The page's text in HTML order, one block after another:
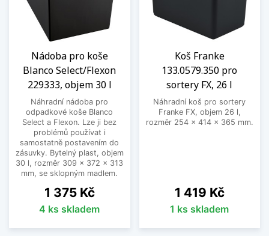
Nádoba pro koše
Blanco Select/Flexon
229333, objem 30 l
Náhradní nádoba pro
odpadkové koše Blanco
Select a Flexon. Lze ji bez
problémů používat i
samostatně postavením do
zásuvky. Bytelný plast, objem
30 l, rozměr 309 x 372 x 313
mm, se sklopným madlem.
Cena
1 375 Kč
4 ks skladem
Koš Franke
133.0579.350 pro
sortery FX, 26 l
Náhradní koš pro sortery
Franke FX, objem 26 l,
rozměr 254 x 414 x 365 mm.
Cena
1 419 Kč
1 ks skladem